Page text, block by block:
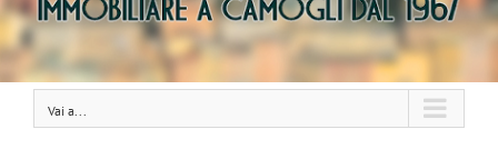
Vai a...